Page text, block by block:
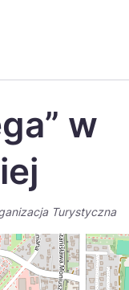
日本
w
Turystyczna